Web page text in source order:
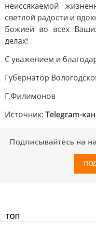
неиссякаемой
светлой радости и
Божией во всех
делах!
С уважением и
Губернатор
Г.Филимонов
Источник: Telegram-
Подписывайтесь на
ТОП